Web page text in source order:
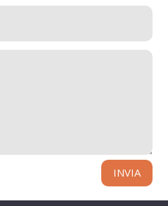
INVIA